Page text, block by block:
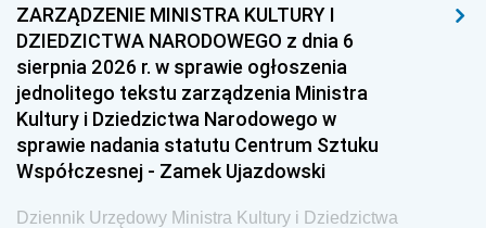
ZARZĄDZENIE MINISTRA KULTURY I
DZIEDZICTWA NARODOWEGO z dnia 6
sierpnia 2026 r. w sprawie ogłoszenia
jednolitego tekstu zarządzenia Ministra
Kultury i Dziedzictwa Narodowego w
sprawie nadania statutu Centrum Sztuku
Współczesnej - Zamek Ujazdowski
Dziennik Urzędowy Ministra Kultury i Dziedzictwa